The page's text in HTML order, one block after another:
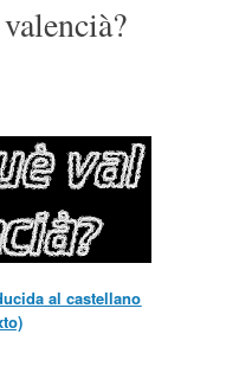
al castellano